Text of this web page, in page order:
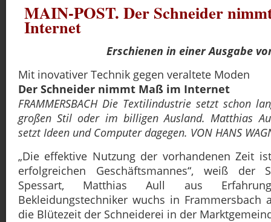
MAIN-POST. Der Schneider
Internet
Erschienen in einer Ausgabe
Mit inovativer Technik gegen veraltete Moden
Der Schneider nimmt Maß im Internet
FRAMMERSBACH Die Textilindustrie setzt schon
großen Stil oder im billigen Ausland. Matthias
setzt Ideen und Computer dagegen. VON HANS
„Die effektive Nutzung der vorhandenen Zeit
erfolgreichen Geschäftsmannes“, weiß der
Spessart, Matthias Aull aus
Bekleidungstechniker wuchs in Frammersbach
die Blütezeit der Schneiderei in der